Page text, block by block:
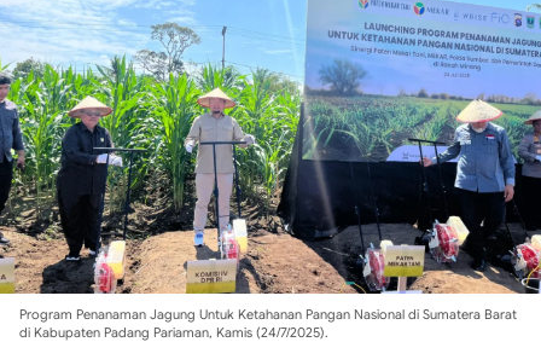
Program Penanaman Jagung Untuk Ketahanan Pangan Nasional di Sumatera Barat
di Kabupaten Padang Pariaman, Kamis (24/7/2025).